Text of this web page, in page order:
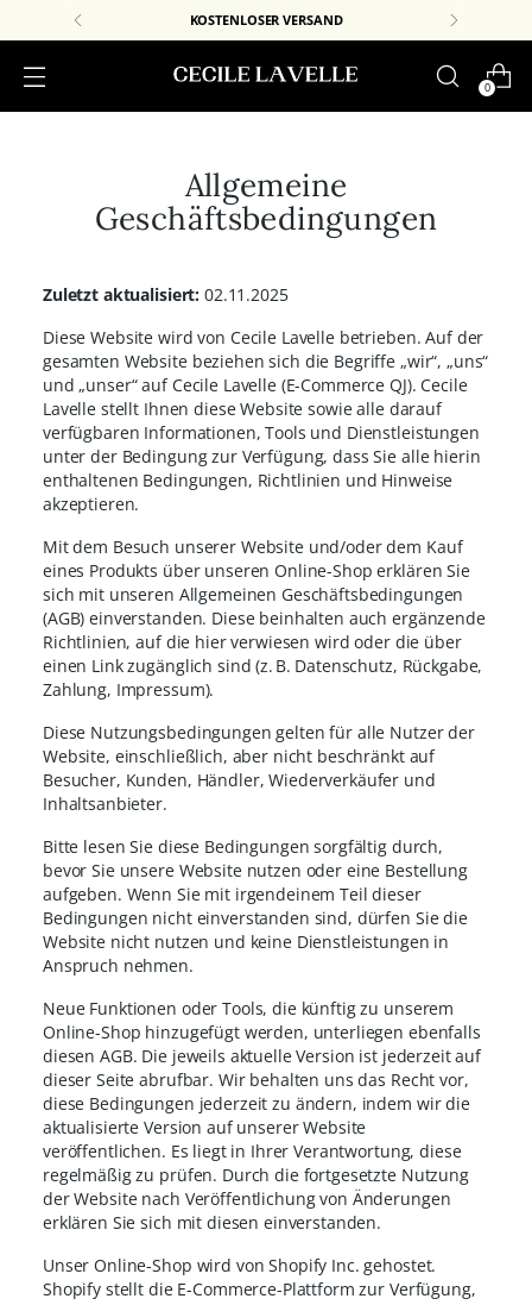
KOSTENLOSER VERSAND
0
Allgemeine
Geschäftsbedingungen
Zuletzt aktualisiert: 02.11.2025
Diese Website wird von Cecile Lavelle betrieben. Auf der
gesamten Website beziehen sich die Begriffe „wir“, „uns“
und „unser“ auf Cecile Lavelle (E-Commerce QJ). Cecile
Lavelle stellt Ihnen diese Website sowie alle darauf
verfügbaren Informationen, Tools und Dienstleistungen
unter der Bedingung zur Verfügung, dass Sie alle hierin
enthaltenen Bedingungen, Richtlinien und Hinweise
akzeptieren.
Mit dem Besuch unserer Website und/oder dem Kauf
eines Produkts über unseren Online-Shop erklären Sie
sich mit unseren Allgemeinen Geschäftsbedingungen
(AGB) einverstanden. Diese beinhalten auch ergänzende
Richtlinien, auf die hier verwiesen wird oder die über
einen Link zugänglich sind (z. B. Datenschutz, Rückgabe,
Zahlung, Impressum).
Diese Nutzungsbedingungen gelten für alle Nutzer der
Website, einschließlich, aber nicht beschränkt auf
Besucher, Kunden, Händler, Wiederverkäufer und
Inhaltsanbieter.
Bitte lesen Sie diese Bedingungen sorgfältig durch,
bevor Sie unsere Website nutzen oder eine Bestellung
aufgeben. Wenn Sie mit irgendeinem Teil dieser
Bedingungen nicht einverstanden sind, dürfen Sie die
Website nicht nutzen und keine Dienstleistungen in
Anspruch nehmen.
Neue Funktionen oder Tools, die künftig zu unserem
Online-Shop hinzugefügt werden, unterliegen ebenfalls
diesen AGB. Die jeweils aktuelle Version ist jederzeit auf
dieser Seite abrufbar. Wir behalten uns das Recht vor,
diese Bedingungen jederzeit zu ändern, indem wir die
aktualisierte Version auf unserer Website
veröffentlichen. Es liegt in Ihrer Verantwortung, diese
regelmäßig zu prüfen. Durch die fortgesetzte Nutzung
der Website nach Veröffentlichung von Änderungen
erklären Sie sich mit diesen einverstanden.
Unser Online-Shop wird von Shopify Inc. gehostet.
Shopify stellt die E-Commerce-Plattform zur Verfügung,